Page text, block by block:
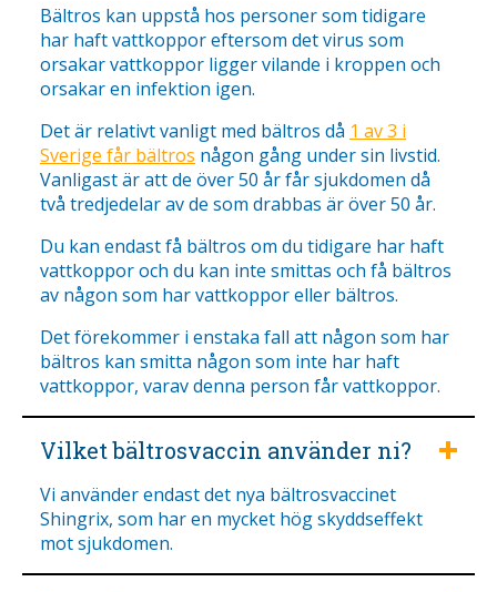
Bältros kan uppstå hos personer som tidigare
har haft vattkoppor eftersom det virus som
orsakar vattkoppor ligger vilande i kroppen och
orsakar en infektion igen.
Det är relativt vanligt med bältros då 1 av 3 i
Sverige får bältros någon gång under sin livstid.
Vanligast är att de över 50 år får sjukdomen då
två tredjedelar av de som drabbas är över 50 år.
Du kan endast få bältros om du tidigare har haft
vattkoppor och du kan inte smittas och få bältros
av någon som har vattkoppor eller bältros.
Det förekommer i enstaka fall att någon som har
bältros kan smitta någon som inte har haft
vattkoppor, varav denna person får vattkoppor.
Vilket bältrosvaccin använder ni?
Vi använder endast det nya bältrosvaccinet
Shingrix, som har en mycket hög skyddseffekt
mot sjukdomen.